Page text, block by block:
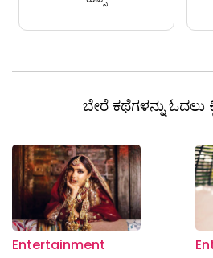
ಬೇರೆ ಕಥೆಗಳನ್ನು ಓದಲು
Entertainment